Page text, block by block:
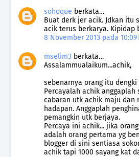
sohoque berkata…
Buat derk jer acik. Jdkan itu
acik terus berkarya. Kipidap
8 November 2013 pada 10:09
mselim3 berkata…
Assalammualaikum...achik,
sebenarnya orang itu
Percayalah achik anggaplah
cabaran utk achik maju dan
hadapan. Anggaplah
pemangkin utk berjaya.
Percaya ini achik... jika
adalah orang pertama yg
blogger di sini sentiasa
achik tapi 1000 sayang kat